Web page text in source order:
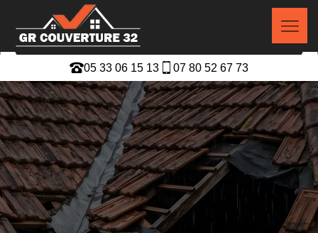
05 33 06 15 13 07 80 52 67 73